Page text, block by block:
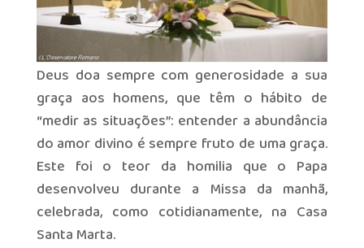
Deus doa sempre com generosidade a sua
graça aos homens, que têm o hábito de
“medir as situações”: entender a abundância
do amor divino é sempre fruto de uma graça.
Este foi o teor da homilia que o Papa
desenvolveu durante a Missa da manhã,
celebrada, como cotidianamente, na Casa
Santa Marta.